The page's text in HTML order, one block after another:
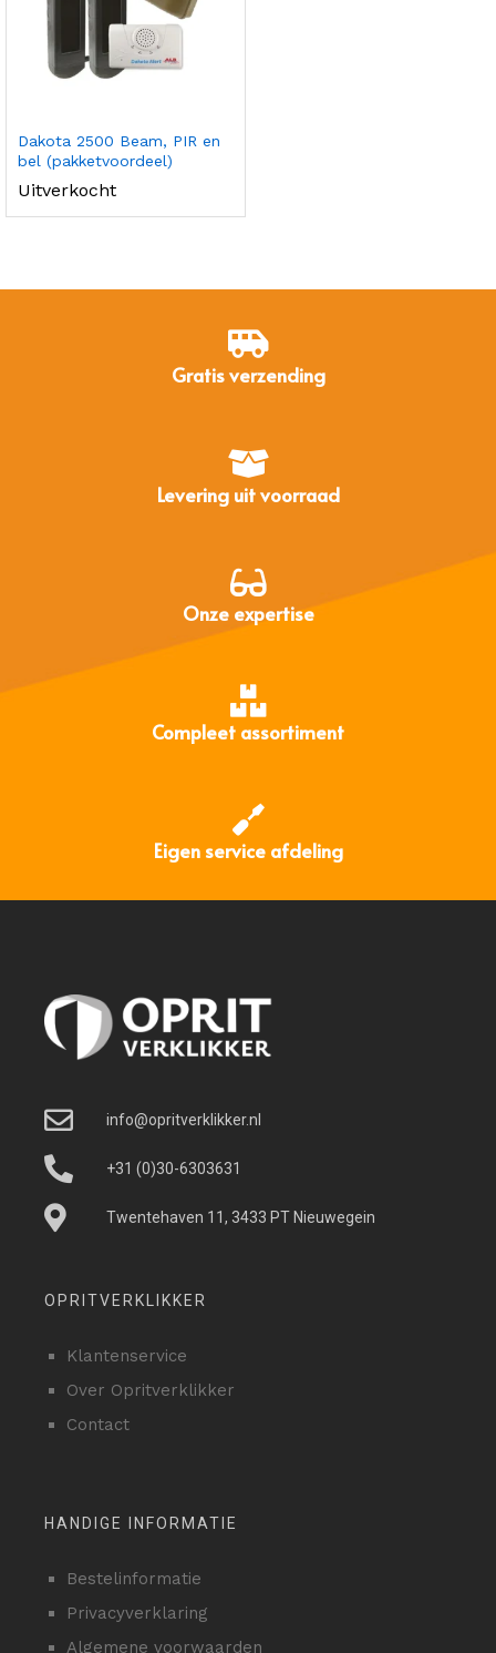
Dakota 2500 Beam, PIR en
bel (pakketvoordeel)
Uitverkocht
Gratis verzending
Levering uit voorraad
Onze expertise
Compleet assortiment
Eigen service afdeling
info@opritverklikker.nl
+31 (0)30-6303631
Twentehaven 11, 3433 PT Nieuwegein
OPRITVERKLIKKER
Klantenservice
Over Opritverklikker
Contact
HANDIGE INFORMATIE
Bestelinformatie
Privacyverklaring
Algemene voorwaarden